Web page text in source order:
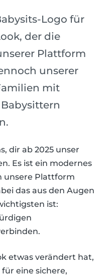
Logo für
der die
Plattform
unserer
mit
dir ab 2025 unser
Es ist ein modernes
unsere Plattform
das aus den Augen
ist:
etwas verändert hat,
eine sichere,